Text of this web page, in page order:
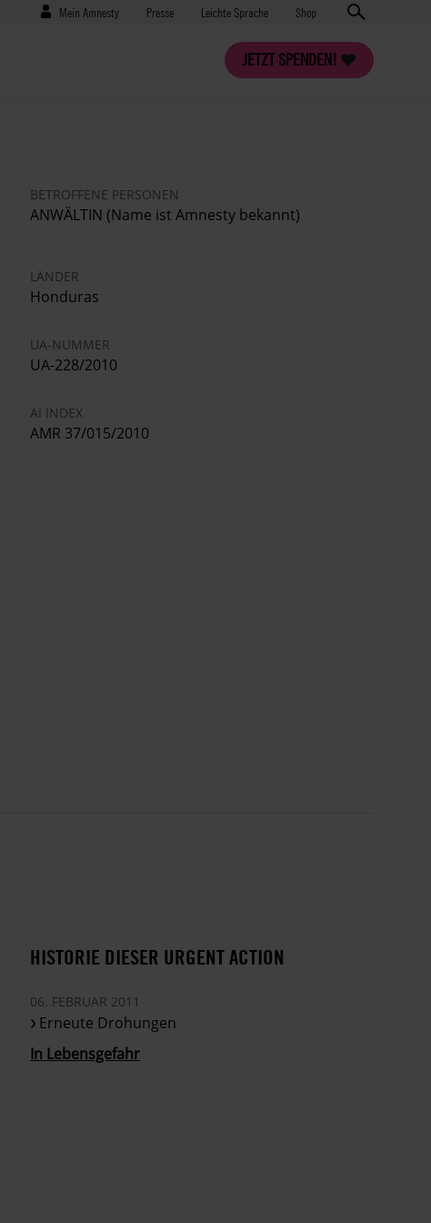
Benutzermenü
Mein Amnesty Presse
Presse Leichte Sprache Shop
JETZT SPENDEN!
BETROFFENE PERSONEN
ANWÄLTIN (Name ist Amnesty bekannt)
LÄNDER
Honduras
UA-NUMMER
UA-228/2010
AI INDEX
AMR 37/015/2010
HISTORIE DIESER URGENT ACTION
06. FEBRUAR 2011
Erneute Drohungen
In Lebensgefahr